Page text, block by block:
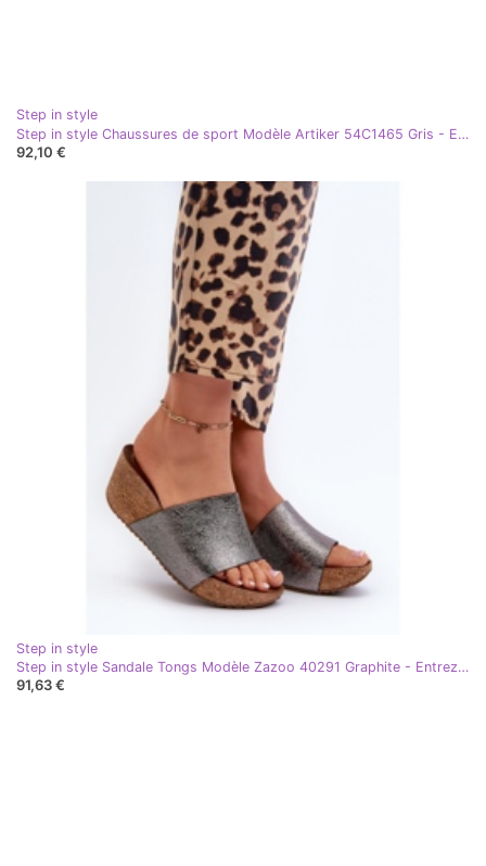
Step in style
Step in style Chaussures de sport Modèle Artiker 54C1465 Gris - Entrez dans le style
92,10 €
Step in style
Step in style Sandale Tongs Modèle Zazoo 40291 Graphite - Entrez avec style gris
91,63 €